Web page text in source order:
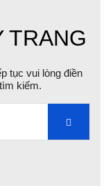
TRANG
tục vui lòng điền
kiếm.